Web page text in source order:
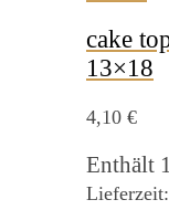
cake
13×18
4,10 €
Enthält